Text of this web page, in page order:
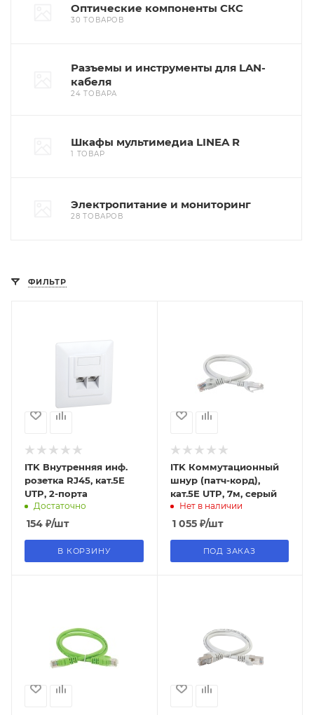
Оптические компоненты СКС
30 ТОВАРОВ
Разъемы и инструменты для LAN-
кабеля
24 ТОВАРА
Шкафы мультимедиа LINEA R
1 ТОВАР
Электропитание и мониторинг
28 ТОВАРОВ
ФИЛЬТР
ITK Внутренняя инф.
розетка RJ45, кат.5Е
UTP, 2-порта
Достаточно
154 ₽/шт
В КОРЗИНУ
ITK Коммутационный
шнур (патч-корд),
кат.5Е UTP, 7м, серый
Нет в наличии
1 055₽/шт
ПОД ЗАКАЗ